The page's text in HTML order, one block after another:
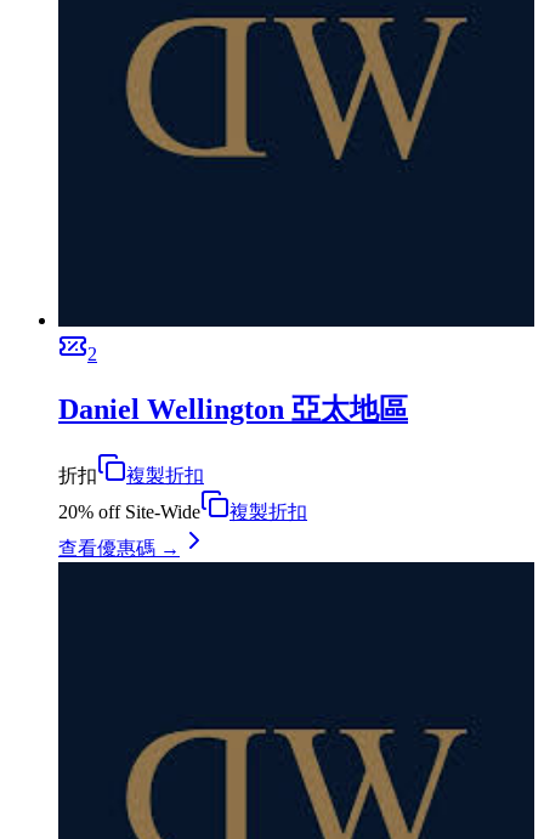
2
Daniel Wellington 亞太地區
折扣
複製折扣
20% off Site-Wide
複製折扣
查看優惠碼 →